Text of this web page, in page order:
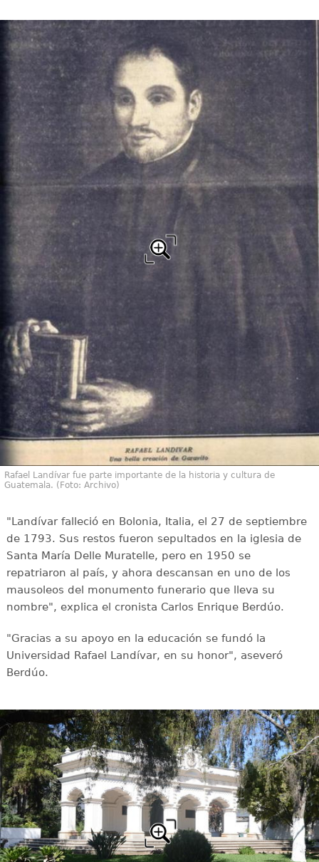
Rafael Landívar fue parte importante de la historia y cultura de
Guatemala. (Foto: Archivo)
"Landívar falleció en Bolonia, Italia, el 27 de septiembre
de 1793. Sus restos fueron sepultados en la iglesia de
Santa María Delle Muratelle, pero en 1950 se
repatriaron al país, y ahora descansan en uno de los
mausoleos del monumento funerario que lleva su
nombre", explica el cronista Carlos Enrique Berdúo.
"Gracias a su apoyo en la educación se fundó la
Universidad Rafael Landívar, en su honor", aseveró
Berdúo.